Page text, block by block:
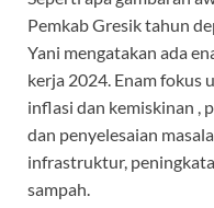
Pemkab Gresik tahun
Yani mengatakan ada
kerja 2024. Enam fokus
inflasi dan kemiskinan ,
dan penyelesaian
infrastruktur,
sampah.